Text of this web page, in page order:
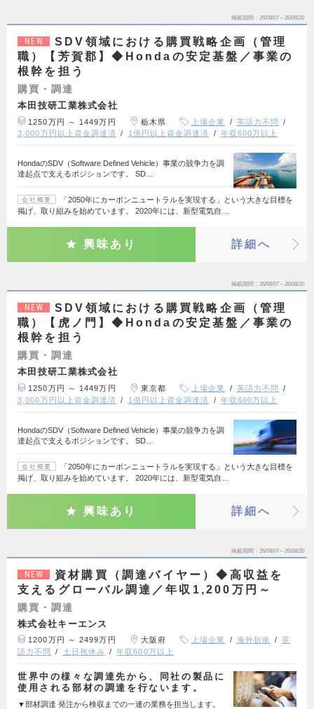
掲載期間 26/08/07～26/08/20
NEW
SDV領域における購買戦略企画（管理
職）【芳賀郡】◆Hondaの安定基盤／事業の
根幹を担う
購買・調達
本田技研工業株式会社
1250万円 ～ 1449万円 栃木県 上場企業
英語力不問
3,000万円以上資金調達済
1億円以上資金調達済 年収600万以上
HondaのSDV（Software Defined Vehicle）事業の競争力を調
達起点で支えるポジションです。 SD…
会社概要
「2050年にカーボンニュートラルを実現する」という大きな目標を
掲げ、取り組みを始めています。 2020年には、新型電気自…
興味あり 詳細へ
掲載期間 26/08/07～26/08/20
NEW
SDV領域における購買戦略企画（管理
職）【虎ノ門】◆Hondaの安定基盤／事業の
根幹を担う
購買・調達
本田技研工業株式会社
1250万円 ～ 1449万円 東京都 上場企業
英語力不問
3,000万円以上資金調達済
1億円以上資金調達済 年収600万以上
HondaのSDV（Software Defined Vehicle）事業の競争力を調
達起点で支えるポジションです。 SD…
会社概要
「2050年にカーボンニュートラルを実現する」という大きな目標を
掲げ、取り組みを始めています。 2020年には、新型電気自…
興味あり 詳細へ
掲載期間 26/08/07～26/08/20
NEW
資材購買（調達バイヤー）◆高収益を
支えるグローバル調達／年収1,200万円～
購買・調達
株式会社キーエンス
1200万円 ～ 2499万円 大阪府 上場企業 海外折衝
英
語力不問
土日祝休み 年収600万以上
世界中の様々な調達先から、同社の製品に
使用される部材の調達を行ないます。
▼部材調達 発注から検収までの一連の業務を担当します。